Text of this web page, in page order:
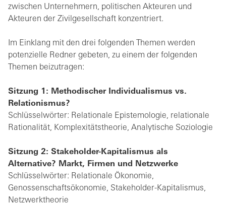
zwischen Unternehmern, politischen Akteuren und
Akteuren der Zivilgesellschaft konzentriert.
Im Einklang mit den drei folgenden Themen werden
potenzielle Redner gebeten, zu einem der folgenden
Themen beizutragen:
Sitzung 1: Methodischer Individualismus vs.
Relationismus?
Schlüsselwörter: Relationale Epistemologie, relationale
Rationalität, Komplexitätstheorie, Analytische Soziologie
Sitzung 2: Stakeholder-Kapitalismus als
Alternative? Markt, Firmen und Netzwerke
Schlüsselwörter: Relationale Ökonomie,
Genossenschaftsökonomie, Stakeholder-Kapitalismus,
Netzwerktheorie